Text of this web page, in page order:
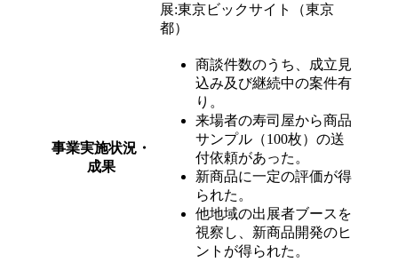
展:東京ビックサイト（東京
都）
事業実施状況・
成果
商談件数のうち、成立見
込み及び継続中の案件有
り。
来場者の寿司屋から商品
サンプル（100枚）の送
付依頼があった。
新商品に一定の評価が得
られた。
他地域の出展者ブースを
視察し、新商品開発のヒ
ントが得られた。